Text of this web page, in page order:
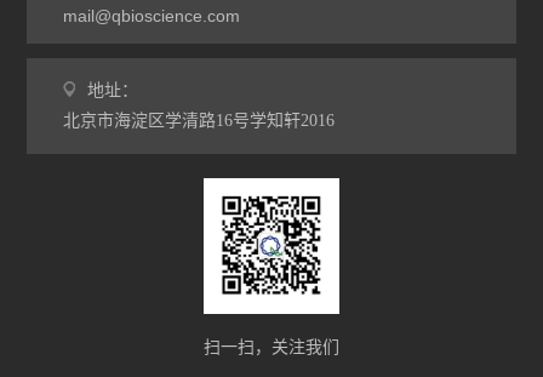
mail@qbioscience.com
地址：
北京市海淀区学清路16号学知轩2016
扫一扫，关注我们